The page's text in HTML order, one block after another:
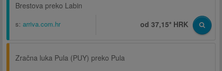
Brestova preko Labin
s: arriva.com.hr od 37,15* HRK
Zračna luka Pula (PUY) preko Pula